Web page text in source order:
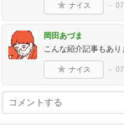
ナイス
岡田あづま
こんな紹介記事もあり
ナイス